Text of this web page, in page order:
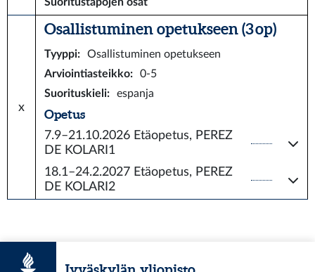
x
Osallistuminen opetukseen (3 op)
Tyyppi:
Osallistuminen opetukseen
Arviointiasteikko:
0-5
Suorituskieli: espanja
Opetus
7.9–21.10.2026 Etäopetus, PEREZ
DE KOLARI1
18.1–24.2.2027 Etäopetus, PEREZ
DE KOLARI2